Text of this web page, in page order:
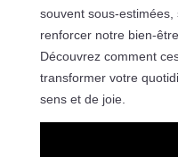
souvent sous-
renforcer notre bien-
Découvrez comment
transformer votre
sens et de joie.